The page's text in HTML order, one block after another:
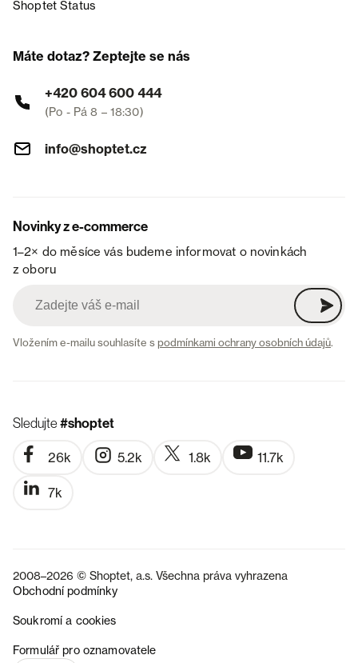
Shoptet Status
Máte dotaz? Zeptejte se nás
+420 604 600 444
(Po - Pá 8 – 18:30)
info@shoptet.cz
Novinky z e-commerce
1–2× do měsíce vás budeme informovat o novinkách
z oboru
Vložením e-mailu souhlasíte spodmínkami ochrany osobních údajů.
Sledujte#shoptet
26k 5.2k 1.8k 11.7k
7k
2008–2026 © Shoptet, a.s. Všechna práva vyhrazena
Obchodní podmínky
Soukromí a cookies
Formulář pro oznamovatele